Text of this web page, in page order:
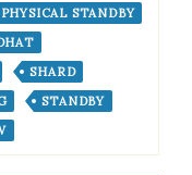
PHYSICAL STANDBY
SHARD
STANDBY